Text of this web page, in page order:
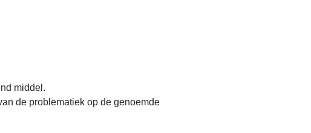
middel.
de problematiek op de genoemde